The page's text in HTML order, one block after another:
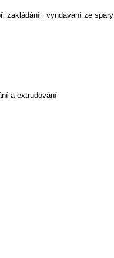
zakládání i vyndávání ze spáry
a extrudování